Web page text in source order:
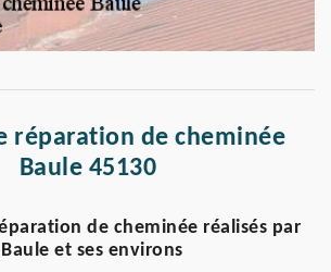
réparation de cheminée
Baule 45130
de cheminée réalisés par
et ses environs